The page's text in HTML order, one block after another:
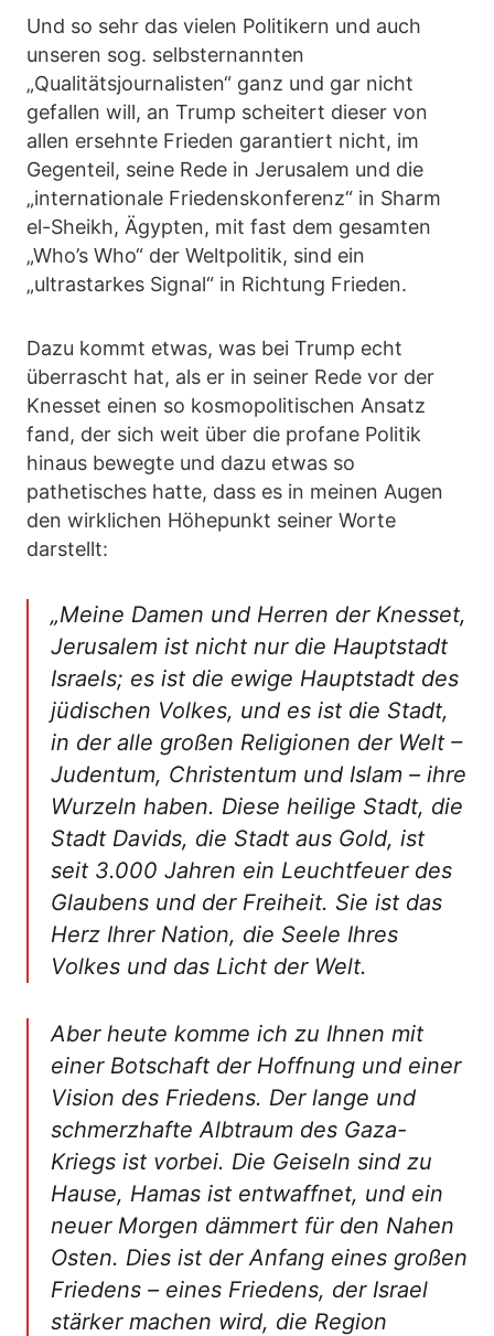
Und so sehr das vielen Politikern und auch
unseren sog. selbsternannten
„Qualitätsjournalisten“ ganz und gar nicht
gefallen will, an Trump scheitert dieser von
allen ersehnte Frieden garantiert nicht, im
Gegenteil, seine Rede in Jerusalem und die
„internationale Friedenskonferenz“ in Sharm
el-Sheikh, Ägypten, mit fast dem gesamten
„Who’s Who“ der Weltpolitik, sind ein
„ultrastarkes Signal“ in Richtung Frieden.
Dazu kommt etwas, was bei Trump echt
überrascht hat, als er in seiner Rede vor der
Knesset einen so kosmopolitischen Ansatz
fand, der sich weit über die profane Politik
hinaus bewegte und dazu etwas so
pathetisches hatte, dass es in meinen Augen
den wirklichen Höhepunkt seiner Worte
darstellt:
„Meine Damen und Herren der Knesset,
Jerusalem ist nicht nur die Hauptstadt
Israels; es ist die ewige Hauptstadt des
jüdischen Volkes, und es ist die Stadt,
in der alle großen Religionen der Welt –
Judentum, Christentum und Islam – ihre
Wurzeln haben. Diese heilige Stadt, die
Stadt Davids, die Stadt aus Gold, ist
seit 3.000 Jahren ein Leuchtfeuer des
Glaubens und der Freiheit. Sie ist das
Herz Ihrer Nation, die Seele Ihres
Volkes und das Licht der Welt.
Aber heute komme ich zu Ihnen mit
einer Botschaft der Hoffnung und einer
Vision des Friedens. Der lange und
schmerzhafte Albtraum des Gaza-
Kriegs ist vorbei. Die Geiseln sind zu
Hause, Hamas ist entwaffnet, und ein
neuer Morgen dämmert für den Nahen
Osten. Dies ist der Anfang eines großen
Friedens – eines Friedens, der Israel
stärker machen wird, die Region